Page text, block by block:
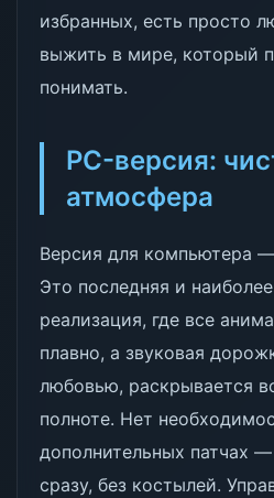
избранных, есть просто
выжить в мире, который
понимать.
PC-версия:
атмосфера
Версия для компьютера
Это последняя и
реализация, где все
плавно, а звуковая
любовью, раскрывается
полноте. Нет
дополнительных патчах —
сразу, без костылей.